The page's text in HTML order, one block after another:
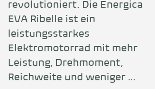
revolutioniert. Die Energica
EVA Ribelle ist ein
leistungsstarkes
Elektromotorrad mit mehr
Leistung, Drehmoment,
Reichweite und weniger